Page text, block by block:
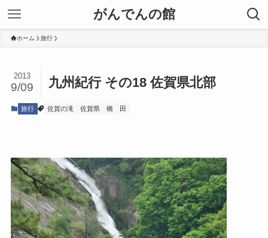
がんでんの館
ホーム 旅行
九州紀行 その18 佐賀県北部
2013
9/09
旅行 佐賀の滝 佐賀県 橋 田